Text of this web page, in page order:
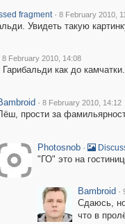
fragment · 8 February 2010,
Увидеть такую
8 February 2010, 14:08
как до
· 8 February 2010, 14:12
прости за
Photosnob ·
"ГО" это на
Bambroid ·
Сдаюсь,
что в